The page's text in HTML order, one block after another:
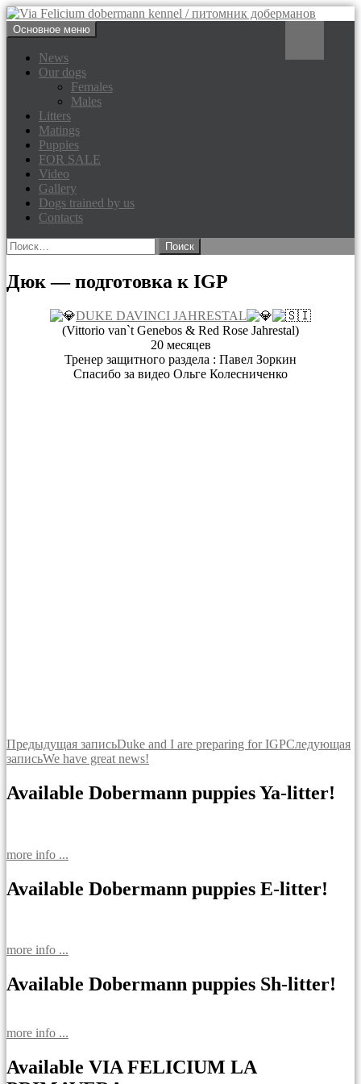
Via Felicium dobermann
kennel / питомник доберманов
Основное меню
к
News
Our dogs
Females
Males
Litters
Matings
Puppies
FOR SALE
Video
Gallery
Dogs trained by us
Contacts
Найти:
Дюк — подготовка к IGP
DUKE DAVINCI JAHRESTAL
(Vittorio van`t Genebos & Red Rose Jahrestal)
20 месяцев
Тренер защитного раздела : Павел Зоркин
Спасибо за видео Ольге Колесниченко
Навигация
по
записям
Предыдущая записьDuke and I are preparing for IGPСледующая
записьWe have great news!
Available Dobermann puppies Ya-litter!
more info ...
Available Dobermann puppies E-litter!
more info ...
Available Dobermann puppies Sh-litter!
more info ...
Available VIA FELICIUM LA